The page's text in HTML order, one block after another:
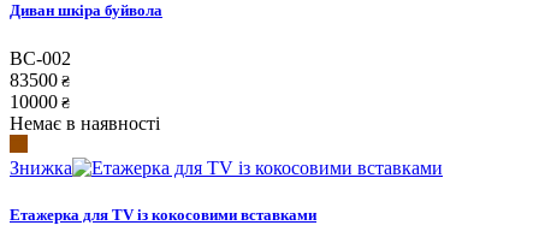
Диван шкіра буйвола
BC-002
83500 ₴
10000 ₴
Немає в наявності
Знижка
Етажерка для TV із кокосовими вставками